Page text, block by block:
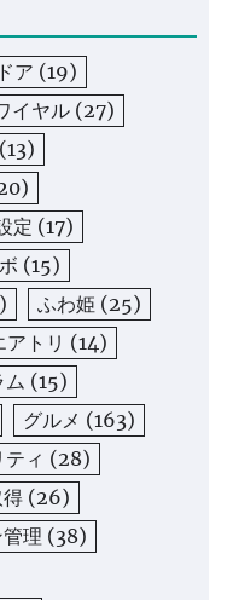
ア (19)
イヤル (27)
(13)
定 (17)
(15)
ふわ姫 (25)
アトリ (14)
ム (15)
グルメ (163)
ィ (28)
得 (26)
管理 (38)